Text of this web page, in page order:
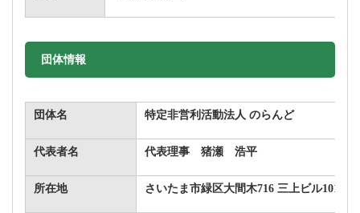
団体情報
団体名 特定非営利活動法人 のらんど
代表者名 代表理事 猪瀬 浩平
所在地 さいたま市緑区大間木716 三上ビル101